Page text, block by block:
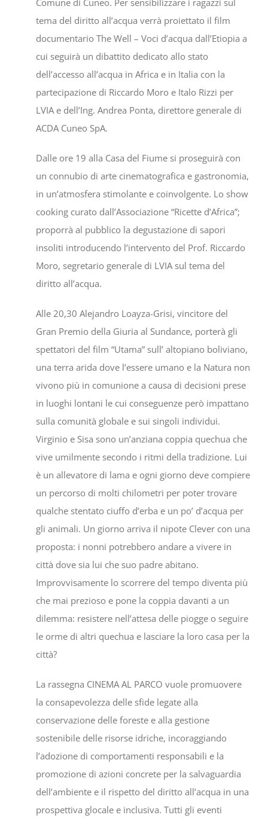
Comune di Cuneo. Per sensibilizzare i ragazzi sul
tema del diritto all’acqua verrà proiettato il film
documentario The Well – Voci d’acqua dall’Etiopia a
cui seguirà un dibattito dedicato allo stato
dell’accesso all’acqua in Africa e in Italia con la
partecipazione di Riccardo Moro e Italo Rizzi per
LVIA e dell’Ing. Andrea Ponta, direttore generale di
ACDA Cuneo SpA.
Dalle ore 19 alla Casa del Fiume si proseguirà con
un connubio di arte cinematografica e gastronomia,
in un’atmosfera stimolante e coinvolgente. Lo show
cooking curato dall’Associazione “Ricette d’Africa”;
proporrà al pubblico la degustazione di sapori
insoliti introducendo l’intervento del Prof. Riccardo
Moro, segretario generale di LVIA sul tema del
diritto all’acqua.
Alle 20,30 Alejandro Loayza-Grisi, vincitore del
Gran Premio della Giuria al Sundance, porterà gli
spettatori del film “Utama” sull’ altopiano boliviano,
una terra arida dove l’essere umano e la Natura non
vivono più in comunione a causa di decisioni prese
in luoghi lontani le cui conseguenze però impattano
sulla comunità globale e sui singoli individui.
Virginio e Sisa sono un’anziana coppia quechua che
vive umilmente secondo i ritmi della tradizione. Lui
è un allevatore di lama e ogni giorno deve compiere
un percorso di molti chilometri per poter trovare
qualche stentato ciuffo d’erba e un po’ d’acqua per
gli animali. Un giorno arriva il nipote Clever con una
proposta: i nonni potrebbero andare a vivere in
città dove sia lui che suo padre abitano.
Improvvisamente lo scorrere del tempo diventa più
che mai prezioso e pone la coppia davanti a un
dilemma: resistere nell’attesa delle piogge o seguire
le orme di altri quechua e lasciare la loro casa per la
città?
La rassegna CINEMA AL PARCO vuole promuovere
la consapevolezza delle sfide legate alla
conservazione delle foreste e alla gestione
sostenibile delle risorse idriche, incoraggiando
l’adozione di comportamenti responsabili e la
promozione di azioni concrete per la salvaguardia
dell’ambiente e il rispetto del diritto all’acqua in una
prospettiva glocale e inclusiva. Tutti gli eventi